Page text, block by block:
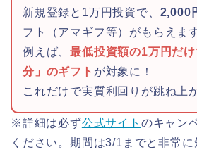
新規登録と1万円投資で、 2,000
フト（アマギフ等）がもらえま
例えば、最低投資額の1万円だ
分」のギフト が対象に！
これだけで実質利回りが跳ね上
※詳細は必ず公式サイト のキャン
ください。期間は3/1までと非常